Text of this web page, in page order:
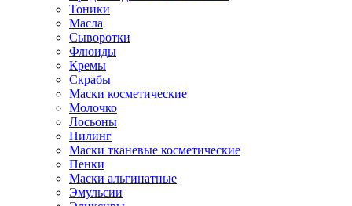
Тоники
Масла
Сыворотки
Флюиды
Кремы
Скрабы
Маски косметические
Молочко
Лосьоны
Пилинг
Маски тканевые косметические
Пенки
Маски альгинатные
Эмульсии